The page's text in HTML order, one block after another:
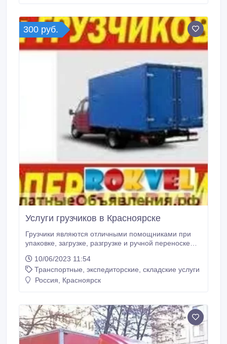
300 руб.
Услуги грузчиков в Красноярске
Грузчики являются отличными помощниками при
упаковке, загрузке, разгрузке и ручной переноске
оснащены необходимыми упаковочными
материалами и снаряжением для выполнения
аккуратных перевозок мебели, музыкальных
10/06/2023 11:54
Транспортные, экспедиторские, складские услуги
Россия, Красноярск